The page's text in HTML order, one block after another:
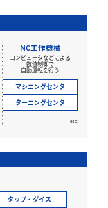
NC工作機械
コンピュータなどによる
数値制御で
自動運転を行う
マシニングセンタ
ターニングセンタ
etc
タップ・ダイス